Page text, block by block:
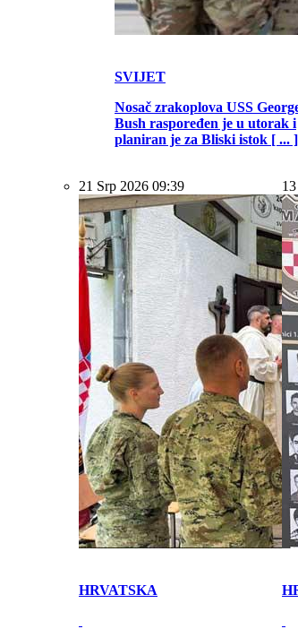
SVIJET
Nosač zrakoplova USS
Bush raspoređen je u utorak i
planiran je za Bliski istok [ ... ]
21 Srp 2026 09:39
HRVATSKA